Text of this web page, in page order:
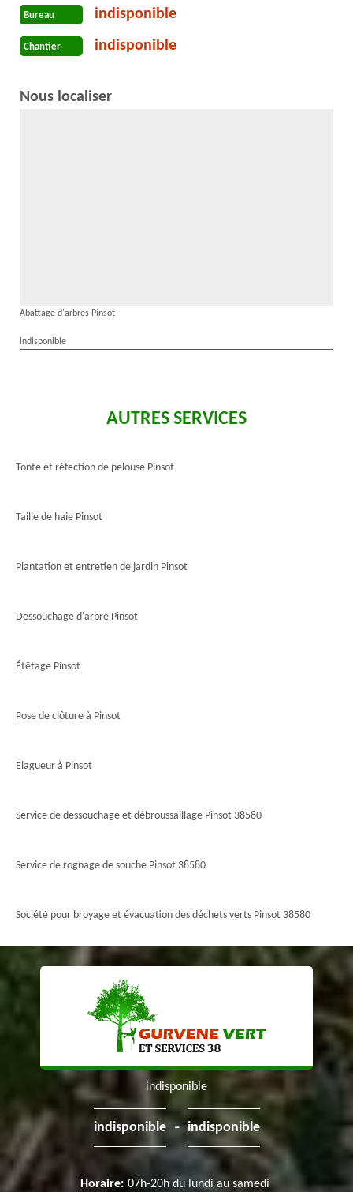
Bureau indisponible
Chantier indisponible
Nous localiser
Abattage d'arbres Pinsot
indisponible
AUTRES SERVICES
Tonte et réfection de pelouse Pinsot
Taille de haie Pinsot
Plantation et entretien de jardin Pinsot
Dessouchage d'arbre Pinsot
Étêtage Pinsot
Pose de clôture à Pinsot
Elagueur à Pinsot
Service de dessouchage et débroussaillage Pinsot 38580
Service de rognage de souche Pinsot 38580
Société pour broyage et évacuation des déchets verts Pinsot 38580
indisponible
indisponible - indisponible
Horaire: 07h-20h du lundi au samedi